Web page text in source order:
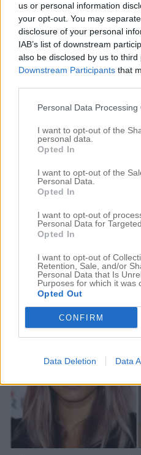
us or personal information
your opt-out. You may
disclosure of your personal
IAB’s list of downstream
also be disclosed by us to third
Downstream Participants that
Personal Data Processing
I want to opt-out of the
personal data.
Opted In
I want to opt-out of the
Personal Data.
Opted In
I want to opt-out of
Personal Data for
Opted In
I want to opt-out of
Retention, Sale, and/or
Personal Data that Is
Purposes for which it was
Opted Out
CONFIRM
Data Deletion Data
NOUGAT ÄR HÖSTENS
12 september 2016, 17:23
Hej vänner! Förra veckan
Jag är så kär i den här
smäller av. Ni känner
hon kom till mig för flera
nyans, la till några